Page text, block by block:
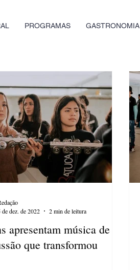
PROGRAMAS GASTRONOMIA
apresentam música de
que transformou
de dez. de 2022
2 min de leitura